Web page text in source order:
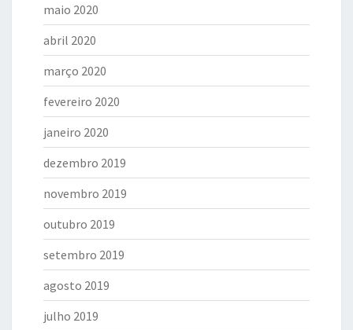
maio 2020
abril 2020
março 2020
fevereiro 2020
janeiro 2020
dezembro 2019
novembro 2019
outubro 2019
setembro 2019
agosto 2019
julho 2019